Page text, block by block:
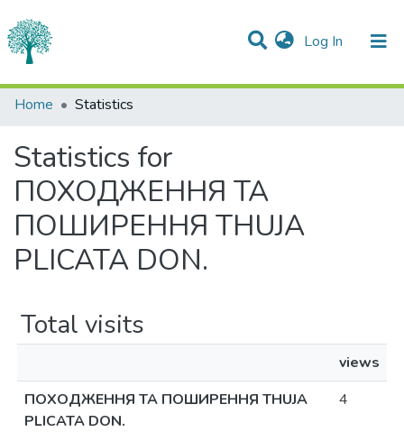
Log In (current)
Communities & Collections
Home Statistics
Statistics for
ПОХОДЖЕННЯ ТА
ПОШИРЕННЯ THUJA
PLICATA DON.
Total visits
views
ПОХОДЖЕННЯ ТА ПОШИРЕННЯ THUJA
PLICATA DON.
4